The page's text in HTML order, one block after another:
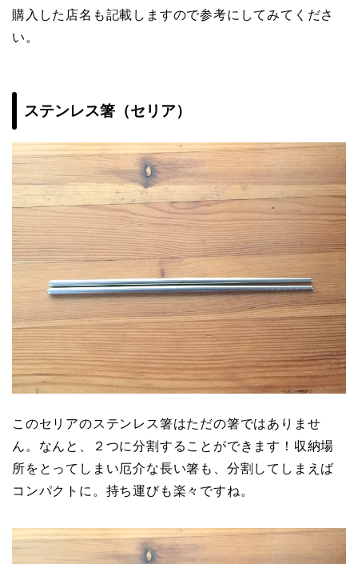
購入した店名も記載しますので参考にしてみてくださ
い。
ステンレス箸（セリア）
このセリアのステンレス箸はただの箸ではありませ
ん。なんと、２つに分割することができます！収納場
所をとってしまい厄介な長い箸も、分割してしまえば
コンパクトに。持ち運びも楽々ですね。